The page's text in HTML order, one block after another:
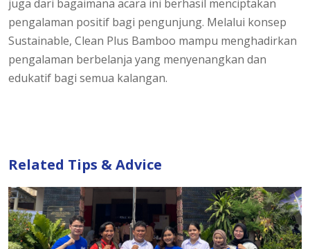
juga dari bagaimana acara ini berhasil menciptakan
pengalaman positif bagi pengunjung. Melalui konsep
Sustainable, Clean Plus Bamboo mampu menghadirkan
pengalaman berbelanja yang menyenangkan dan
edukatif bagi semua kalangan.
Related Tips & Advice